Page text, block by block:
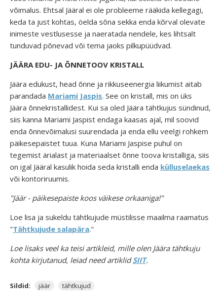
võimalus. Ehtsal Jääral ei ole probleeme rääkida kellegagi,
keda ta just kohtas, öelda sõna sekka enda kõrval olevate
inimeste vestlusesse ja naeratada nendele, kes lihtsalt
tunduvad põnevad või tema jaoks pilkupüüdvad.
JÄÄRA EDU- JA ÕNNETOOV KRISTALL
Jäära edukust, head õnne ja rikkuseenergia liikumist aitab
parandada Mariami Jaspis. See on kristall, mis on üks
Jäära õnnekristallidest. Kui sa oled Jäära tähtkujus sündinud,
siis kanna Mariami Jaspist endaga kaasas ajal, mil soovid
enda õnnevõimalusi suurendada ja enda ellu veelgi rohkem
päikesepaistet tuua. Kuna Mariami Jaspise puhul on
tegemist ärialast ja materiaalset õnne toova kristalliga, siis
on igal Jääral kasulik hoida seda kristalli enda külluselaekas
või kontoriruumis.
"Jäär - päikesepaiste koos väikese orkaaniga!"
Loe lisa ja sukeldu tähtkujude müstilisse maailma raamatus
"Tähtkujude salapära."
Loe lisaks veel ka teisi artikleid, mille olen Jäära tähtkuju
kohta kirjutanud, leiad need artiklidSIIT.
Sildid: jäär tähtkujud